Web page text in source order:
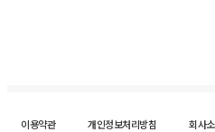
이용약관 개인정보처리방침 회사